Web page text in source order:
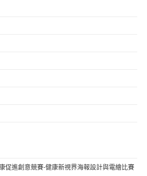
促進創意競賽-健康新視界海報設計與電繪比賽